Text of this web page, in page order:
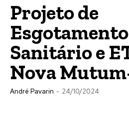
Projeto de
Esgotamento
Sanitário e
Nova
André Pavarin - 24/10/2024